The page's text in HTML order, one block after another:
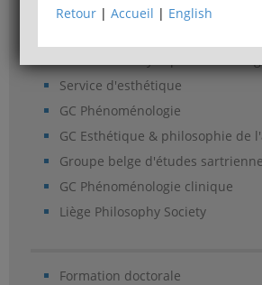
Service d'esthétique
GC Phénoménologie
GC Esthétique & philosophie de
Groupe belge d'études
GC Phénoménologie clinique
Liège Philosophy Society
Formation doctorale
Retour |Accueil | English